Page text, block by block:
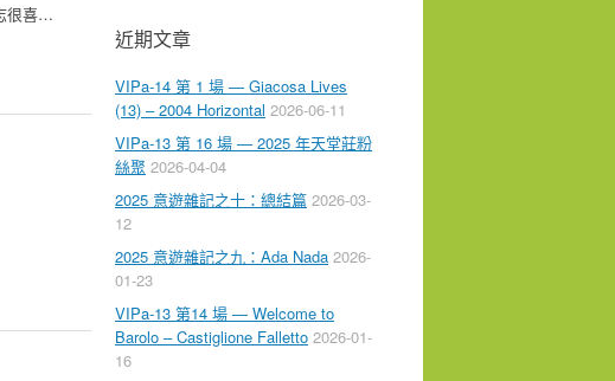
很喜…
近期文章
VIPa-14 第 1 場 — Giacosa Lives
(13) – 2004 Horizontal 2026-06-11
VIPa-13 第 16 場 — 2025 年天堂莊粉
絲聚 2026-04-04
2025 意遊雜記之十：總結篇 2026-03-
12
2025 意遊雜記之九：Ada Nada 2026-
01-23
VIPa-13 第14 場 — Welcome to
Barolo – Castiglione Falletto 2026-01-
16